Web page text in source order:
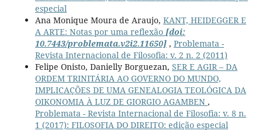
especial
Ana Monique Moura de Araujo, KANT, HEIDEGGER E
A ARTE: Notas por uma reflexão [doi:
10.7443/problemata.v2i2.11650], Problemata -
Revista Internacional de Filosofia: v. 2 n. 2 (2011)
Felipe Onisto, Danielly Borguezan, SER E AGIR – DA
ORDEM TRINITÁRIA AO GOVERNO DO MUNDO,
IMPLICAÇÕES DE UMA GENEALOGIA TEOLÓGICA DA
OIKONOMIA À LUZ DE GIORGIO AGAMBEN ,
Problemata - Revista Internacional de Filosofia: v. 8 n.
1 (2017): FILOSOFIA DO DIREITO: edição especial